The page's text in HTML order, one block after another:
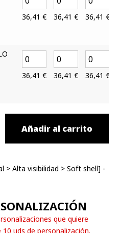
36,41 € 36,41 € 36,41 €
36,41 € 36,41 € 36,41 €
Añadir al carrito
> Alta visibilidad > Soft shell] -
que quiere
uds de personalización.